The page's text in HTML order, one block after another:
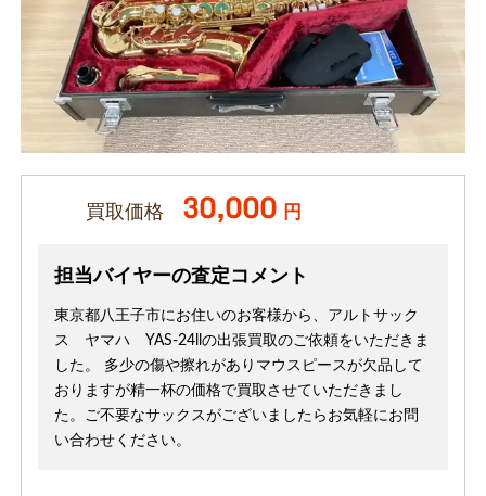
買取価格 30,000 円
担当バイヤーの査定コメント
東京都八王子市にお住いのお客様から、アルトサック
ス ヤマハ YAS-24llの出張買取のご依頼をいただきま
した。 多少の傷や擦れがありマウスピースが欠品して
おりますが精一杯の価格で買取させていただきまし
た。ご不要なサックスがございましたらお気軽にお問
い合わせください。